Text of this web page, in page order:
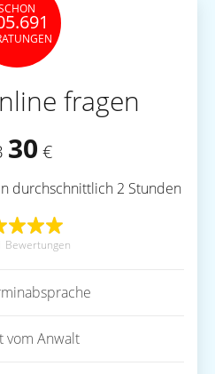
fragen
30 €
durchschnittlich 2 Stunden
Bewertungen
vom Anwalt